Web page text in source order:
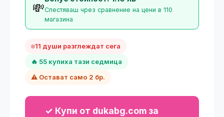
💸Спестяваш чрез сравнение на цени в 110
магазина
11 души разглеждат сега
🔥 55 купиха тази седмица
⚠️ Остават само 2 бр.
✓ Купи от dukabg.com за